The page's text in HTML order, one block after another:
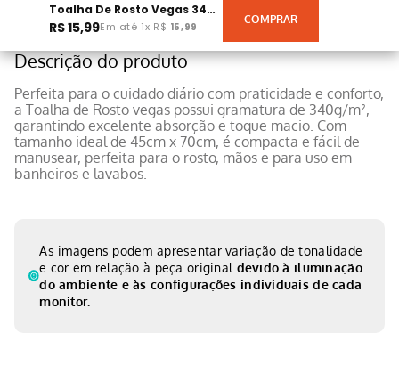
Toalha De Rosto Vegas 340gm² 45cmX70cm Verde
R$15,99Em até 1x R$ 15,99
Descrição do produto
Perfeita para o cuidado diário com praticidade e conforto,
a Toalha de Rosto vegas possui gramatura de 340g/m²,
garantindo excelente absorção e toque macio. Com
tamanho ideal de 45cm x 70cm, é compacta e fácil de
manusear, perfeita para o rosto, mãos e para uso em
banheiros e lavabos.
As imagens podem apresentar variação de tonalidade
e cor em relação à peça original devido à iluminação
do ambiente e às configurações individuais de cada
monitor.